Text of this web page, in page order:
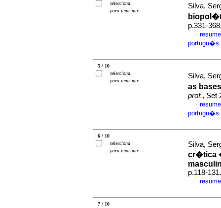
selecciona
para imprimir
Silva,
p.331-
·
portugu�s
5 / 10
selecciona
para imprimir
Silva,
as
prof., Set
·
portugu�s
6 / 10
selecciona
para imprimir
Silva,
cr�tica
p.118-
·
7 / 10